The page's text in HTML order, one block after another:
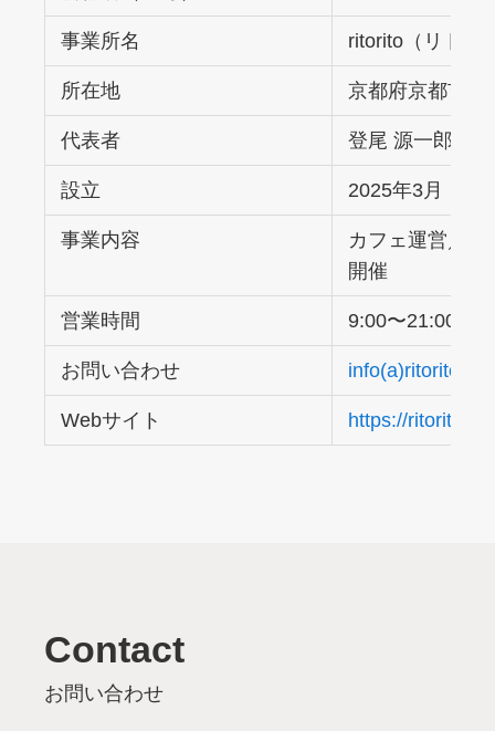
事業所名 ritorito（リトリ
所在地 京都府京都市中
代表者 登尾 源一郎
設立 2025年3月
事業内容
カフェ運営／
開催
営業時間 9:00〜21:00
お問い合わせ info(a)ritorito-
Webサイト https://ritorito-
Contact
お問い合わせ